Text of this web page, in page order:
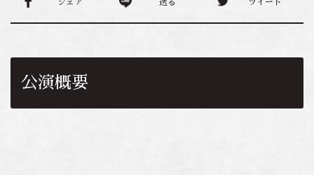
シェア 送る ツイート
公演概要